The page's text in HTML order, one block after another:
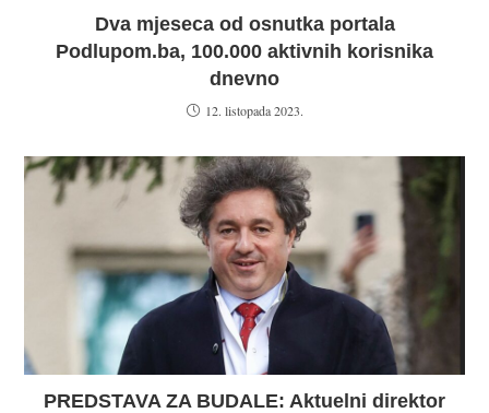
Dva mjeseca od osnutka portala
Podlupom.ba, 100.000 aktivnih korisnika
dnevno
12. listopada 2023.
PREDSTAVA ZA BUDALE: Aktuelni direktor